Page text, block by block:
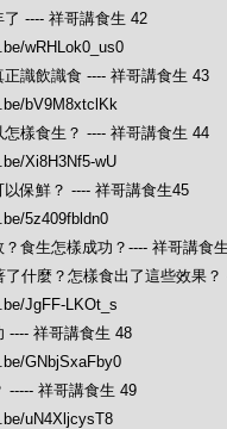
---- 祥哥講食生 42
wRHLok0_us0
識飲識食 ---- 祥哥講食生 43
bV9M8xtclKk
樣食生？ ---- 祥哥講食生 44
Xi8H3Nf5-wU
保鮮？ ---- 祥哥講食生45
5z409fbldn0
食生怎樣成功？---- 祥哥講食
了什麼？怎樣食出了這些效果？
JgFF-LKOt_s
---- 祥哥講食生 48
GNbjSxaFby0
----- 祥哥講食生 49
uN4XljcysT8